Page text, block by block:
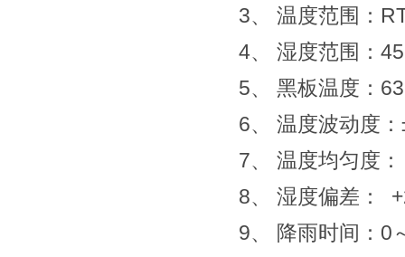
3、 温度范围：
4、 湿度范围：
5、 黑板温度：
6、 温度波动度
7、 温度均匀度
8、 湿度偏差：
9、 降雨时间：0